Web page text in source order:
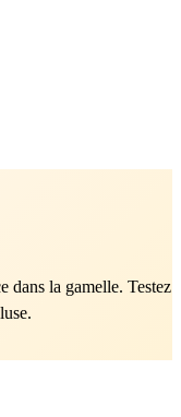
dans la gamelle. Testez